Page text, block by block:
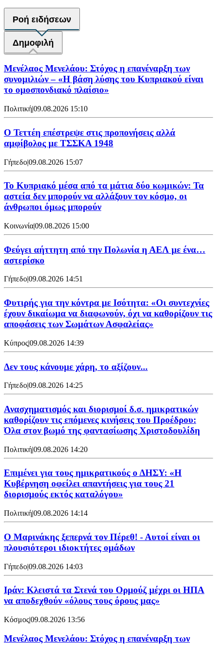
Ροή ειδήσεων
Δημοφιλή
Μενέλαος Μενελάου: Στόχος η επανέναρξη των
συνομιλιών – «Η βάση λύσης του Κυπριακού είναι
το ομοσπονδιακό πλαίσιο»
Πολιτική|09.08.2026 15:10
Ο Τεττέη επέστρεψε στις προπονήσεις αλλά
αμφίβολος με ΤΣΣΚΑ 1948
Γήπεδο|09.08.2026 15:07
Το Κυπριακό μέσα από τα μάτια δύο κωμικών: Τα
αστεία δεν μπορούν να αλλάξουν τον κόσμο, οι
άνθρωποι όμως μπορούν
Κοινωνία|09.08.2026 15:00
Φεύγει αήττητη από την Πολωνία η ΑΕΛ με ένα…
αστερίσκο
Γήπεδο|09.08.2026 14:51
Φυτιρής για την κόντρα με Ισότητα: «Οι συντεχνίες
έχουν δικαίωμα να διαφωνούν, όχι να καθορίζουν τις
αποφάσεις των Σωμάτων Ασφαλείας»
Κύπρος|09.08.2026 14:39
Δεν τους κάνουμε χάρη, το αξίζουν...
Γήπεδο|09.08.2026 14:25
Ανασχηματισμός και διορισμοί δ.σ. ημικρατικών
καθορίζουν τις επόμενες κινήσεις του Προέδρου:
Όλα στον βωμό της φαντασίωσης Χριστοδουλίδη
Πολιτική|09.08.2026 14:20
Επιμένει για τους ημικρατικούς ο ΔΗΣΥ: «Η
Κυβέρνηση οφείλει απαντήσεις για τους 21
διορισμούς εκτός καταλόγου»
Πολιτική|09.08.2026 14:14
Ο Μαρινάκης ξεπερνά τον Πέρεθ! - Αυτοί είναι οι
πλουσιότεροι ιδιοκτήτες ομάδων
Γήπεδο|09.08.2026 14:03
Ιράν: Κλειστά τα Στενά του Ορμούζ μέχρι οι ΗΠΑ
να αποδεχθούν «όλους τους όρους μας»
Κόσμος|09.08.2026 13:56
Μενέλαος Μενελάου: Στόχος η επανέναρξη των